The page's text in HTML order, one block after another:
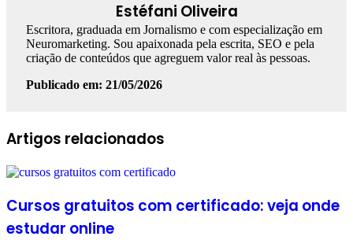
Estéfani Oliveira
Escritora, graduada em Jornalismo e com especialização em
Neuromarketing. Sou apaixonada pela escrita, SEO e pela
criação de conteúdos que agreguem valor real às pessoas.
Publicado em: 21/05/2026
Facebook
Linkedin
WhatsApp
Telegram
Artigos relacionados
Cursos gratuitos com certificado: veja onde
estudar online